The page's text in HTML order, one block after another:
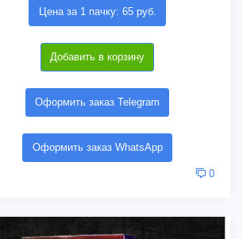
Цена за 1 пачку: 65 руб.
Добавить в корзину
Оформить заказ Telegram
Оформить заказ WhatsApp
0